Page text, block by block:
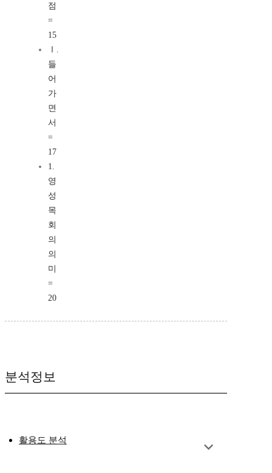
점
=
15
Ⅰ.
들
어
가
면
서
=
17
1.
영
성
목
회
의
의
미
=
20
분석정보
활용도 분석